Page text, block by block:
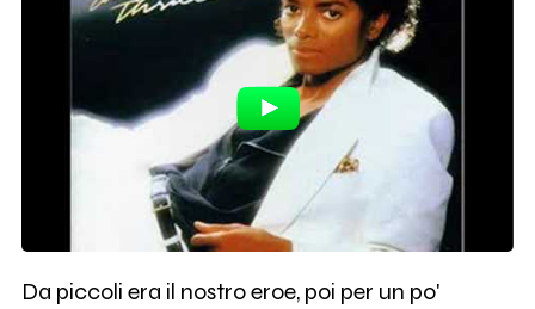
Da piccoli era il nostro eroe, poi per un po'